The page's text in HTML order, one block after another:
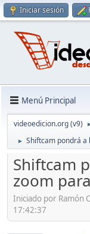
Iniciar sesión
Menú Principal
videoedicion.org (v9)
► Shiftcam pondrá a
Shiftcam
zoom
Iniciado por Ramón
17:42:37